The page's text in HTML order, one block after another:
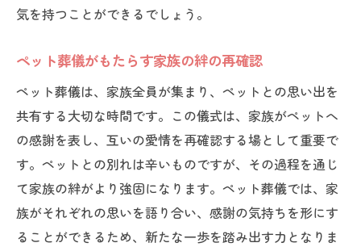
気を持つことができるでしょう。
ペット葬儀がもたらす家族の絆の再確認
ペット葬儀は、家族全員が集まり、ペットとの思い出を
共有する大切な時間です。この儀式は、家族がペットへ
の感謝を表し、互いの愛情を再確認する場として重要で
す。ペットとの別れは辛いものですが、その過程を通じ
て家族の絆がより強固になります。ペット葬儀では、家
族がそれぞれの思いを語り合い、感謝の気持ちを形にす
ることができるため、新たな一歩を踏み出す力となりま